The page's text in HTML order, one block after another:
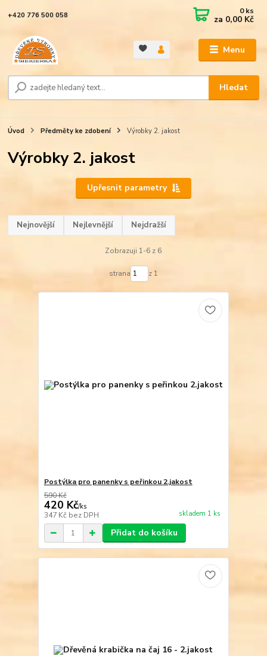
Menu
Hledat
+420 776 500 058 0ks
za 0,00 Kč
Úvod Předměty ke zdobení Výrobky 2. jakost
Výrobky 2. jakost
Upřesnit parametry
Nejnovější Nejlevnější Nejdražší
Zobrazuji 1-6 z 6
strana z 1
Postýlka pro panenky s peřinkou 2.jakost
590 Kč
420 Kč/ks
347 Kč bez DPH skladem 1 ks
Přidat do košíku